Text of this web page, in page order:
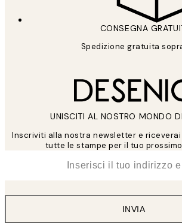
CONSEGNA
Spedizione gratuita
UNISCITI AL NOSTRO MONDO
Inscriviti alla nostra newsletter e riceverai
tutte le stampe per il tuo
INVIA